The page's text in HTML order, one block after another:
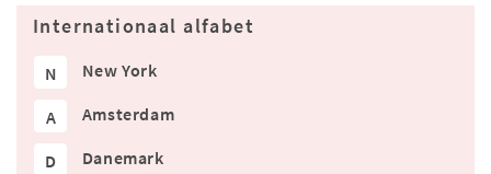
Internationaal alfabet
N New York
A Amsterdam
D Danemark